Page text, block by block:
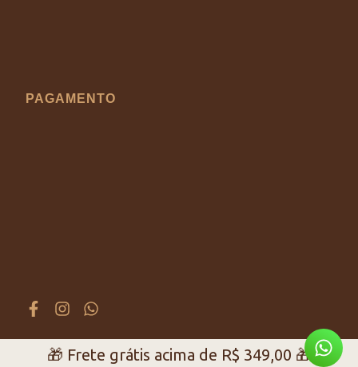
PAGAMENTO
🎁 Frete grátis acima de R$ 349,00 🎁